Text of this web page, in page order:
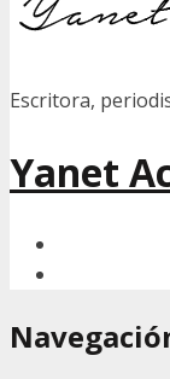
Escritora,
Yanet